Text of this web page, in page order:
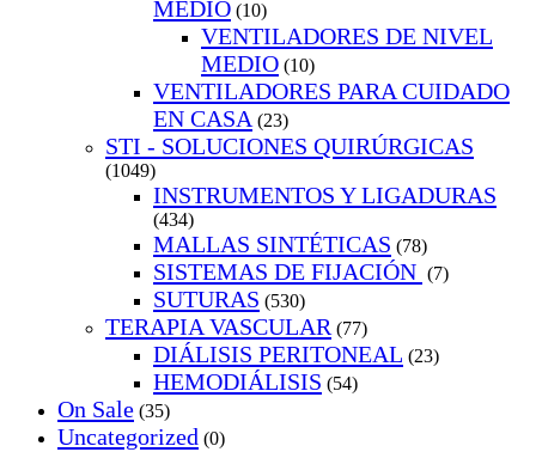
MEDIO (10)
VENTILADORES DE NIVEL
MEDIO (10)
VENTILADORES PARA CUIDADO
EN CASA (23)
STI - SOLUCIONES QUIRÚRGICAS
(1049)
INSTRUMENTOS Y LIGADURAS
(434)
MALLAS SINTÉTICAS (78)
SISTEMAS DE FIJACIÓN (7)
SUTURAS (530)
TERAPIA VASCULAR (77)
DIÁLISIS PERITONEAL (23)
HEMODIÁLISIS (54)
On Sale (35)
Uncategorized (0)